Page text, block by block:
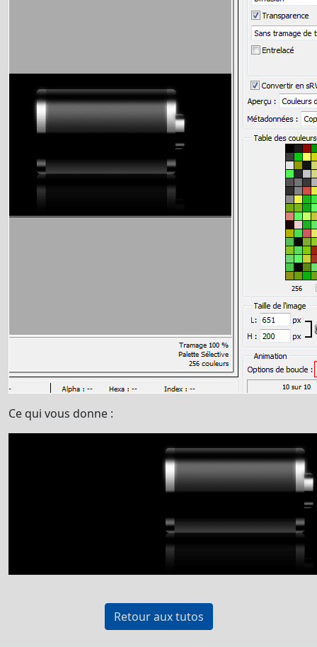
Ce qui vous donne :
Retour aux tutos